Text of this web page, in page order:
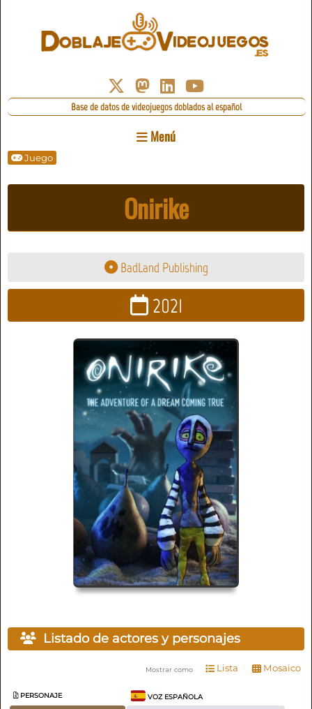
Base de datos de videojuegos doblados al español
Menú
Juego
Onirike
BadLand Publishing
2021
Listado de actores y personajes
Mostrar como Lista Mosaico
PERSONAJE VOZ ESPAÑOLA